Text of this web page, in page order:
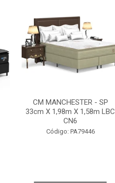
CM MANCHESTER - SP
33cm X 1,98m X 1,58m LBC
CN6
Código: PA79446